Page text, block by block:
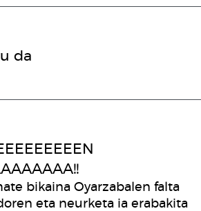
da
bikaina Oyarzabalen falta
eta neurketa ia erabakita